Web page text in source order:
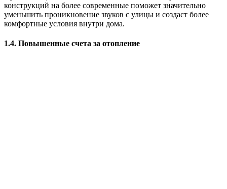
конструкций на более современные поможет значительно
уменьшить проникновение звуков с улицы и создаст более
комфортные условия внутри дома.
1.4. Повышенные счета за отопление